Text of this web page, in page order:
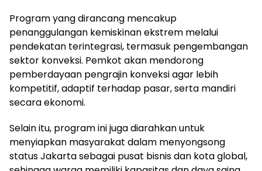
Program yang dirancang mencakup
penanggulangan kemiskinan ekstrem melalui
pendekatan terintegrasi, termasuk pengembangan
sektor konveksi. Pemkot akan mendorong
pemberdayaan pengrajin konveksi agar lebih
kompetitif, adaptif terhadap pasar, serta mandiri
secara ekonomi.
Selain itu, program ini juga diarahkan untuk
menyiapkan masyarakat dalam menyongsong
status Jakarta sebagai pusat bisnis dan kota global,